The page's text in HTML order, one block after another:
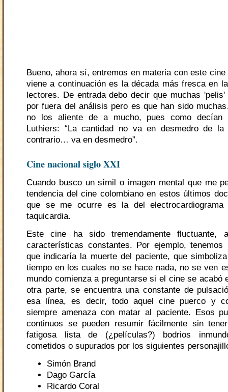
Bueno, ahora sí, entremos en materia con este
viene a continuación es la década más fresca en
lectores. De entrada debo decir que muchas
por fuera del análisis pero es que han sido
no los aliente de a mucho, pues como decían
Luthiers: “La cantidad no va en desmedro de
contrario… va en desmedro”.
Cine nacional siglo XXI
Cuando busco un símil o imagen mental que me
tendencia del cine colombiano en estos últimos
que se me ocurre es la del
taquicardia.
Este cine ha sido tremendamente fluctuante,
características constantes. Por ejemplo, tenemos
que indicaría la muerte del paciente, que
tiempo en los cuales no se hace nada, no se ven
mundo comienza a preguntarse si el cine se acabó
otra parte, se encuentra una constante de
esa línea, es decir, todo aquel cine puerco y
siempre amenaza con matar al paciente. Esos
continuos se pueden resumir fácilmente sin
fatigosa lista de (¿películas?) bodrios
cometidos o supurados por los siguientes
Simón Brand
Dago García
Ricardo Coral